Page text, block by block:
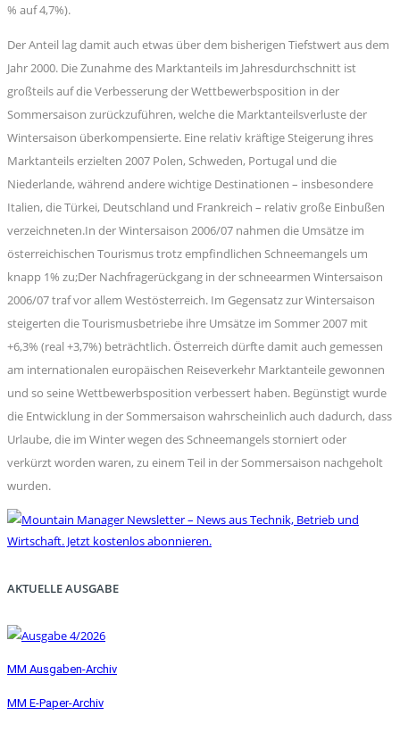
% auf 4,7%).
Der Anteil lag damit auch etwas über dem bisherigen Tiefstwert aus dem
Jahr 2000. Die Zunahme des Marktanteils im Jahresdurchschnitt ist
großteils auf die Verbesserung der Wettbewerbsposition in der
Sommersaison zurückzuführen, welche die Marktanteilsverluste der
Wintersaison überkompensierte. Eine relativ kräftige Steigerung ihres
Marktanteils erzielten 2007 Polen, Schweden, Portugal und die
Niederlande, während andere wichtige Destinationen – insbesondere
Italien, die Türkei, Deutschland und Frankreich – relativ große Einbußen
verzeichneten.In der Wintersaison 2006/07 nahmen die Umsätze im
österreichischen Tourismus trotz empfindlichen Schneemangels um
knapp 1% zu;Der Nachfragerückgang in der schneearmen Wintersaison
2006/07 traf vor allem Westösterreich. Im Gegensatz zur Wintersaison
steigerten die Tourismusbetriebe ihre Umsätze im Sommer 2007 mit
+6,3% (real +3,7%) beträchtlich. Österreich dürfte damit auch gemessen
am internationalen europäischen Reiseverkehr Marktanteile gewonnen
und so seine Wettbewerbsposition verbessert haben. Begünstigt wurde
die Entwicklung in der Sommersaison wahrscheinlich auch dadurch, dass
Urlaube, die im Winter wegen des Schneemangels storniert oder
verkürzt worden waren, zu einem Teil in der Sommersaison nachgeholt
wurden.
AKTUELLE AUSGABE
MM Ausgaben-Archiv
MM E-Paper-Archiv